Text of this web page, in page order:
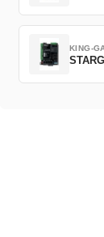
KING-